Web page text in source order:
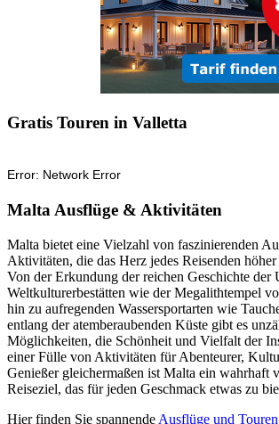
Gratis Touren in Valletta
Malta Ausflüge & Aktivitäten
Malta bietet eine Vielzahl von faszinierenden
Aktivitäten, die das Herz jedes Reisenden höher
Von der Erkundung der reichen Geschichte der
Weltkulturerbestätten wie der Megalithtempel
hin zu aufregenden Wassersportarten wie
entlang der atemberaubenden Küste gibt es
Möglichkeiten, die Schönheit und Vielfalt der
einer Fülle von Aktivitäten für Abenteurer,
Genießer gleichermaßen ist Malta ein wahrhaft
Reiseziel, das für jeden Geschmack etwas zu
Hier finden Sie spannende Ausflüge und